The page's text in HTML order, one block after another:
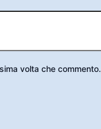
volta che commento.